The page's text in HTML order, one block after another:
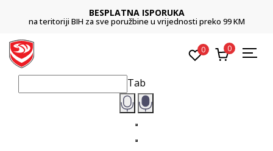
BESPLATNA ISPORUKA
na teritoriji BIH za sve poružbine u vrijednosti preko 99 KM
0 0
Tab